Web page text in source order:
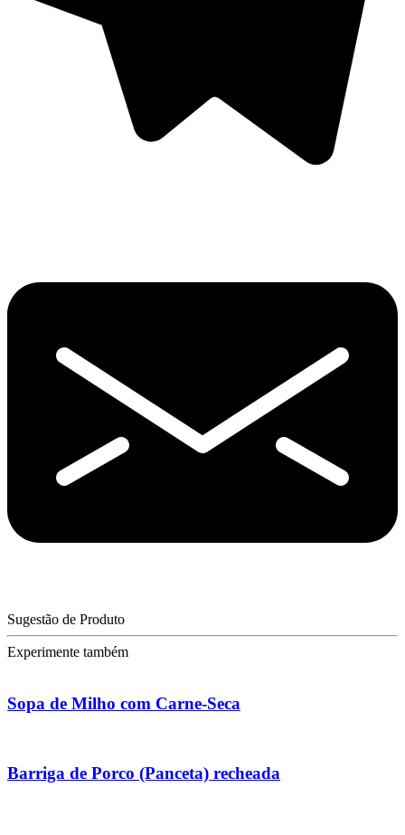
Sugestão de Produto
Experimente também
Sopa de Milho com Carne-Seca
Barriga de Porco (Panceta) recheada